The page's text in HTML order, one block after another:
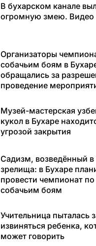
В бухарском канале
огромную змею. Видео
Организаторы
собачьим боям в
обращались за
проведение
Музей-мастерская
кукол в Бухаре
угрозой закрытия
Садизм, возведённый в
зрелища: в Бухаре
провести чемпионат по
собачьим боям
Учительница пыталась
извиняться ребенка,
может говорить